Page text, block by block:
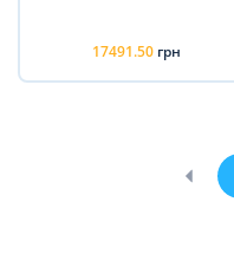
17491.50 грн